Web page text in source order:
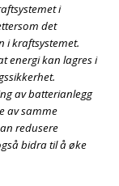
i
det
i kraftsystemet.
energi kan lagres i
av batterianlegg
av samme
redusere
bidra til å øke